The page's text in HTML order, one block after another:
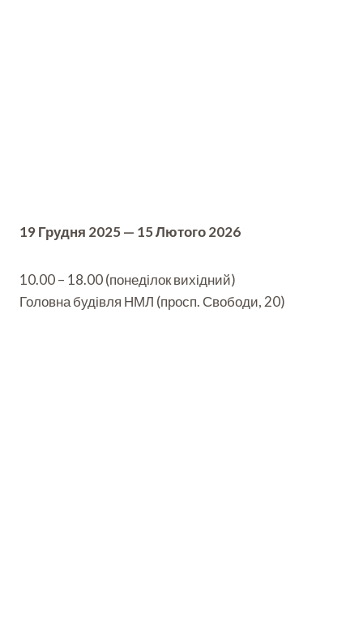
19 Грудня 2025 — 15 Лютого 2026
10.00 – 18.00 (понеділок вихідний)
Головна будівля НМЛ (просп. Свободи, 20)